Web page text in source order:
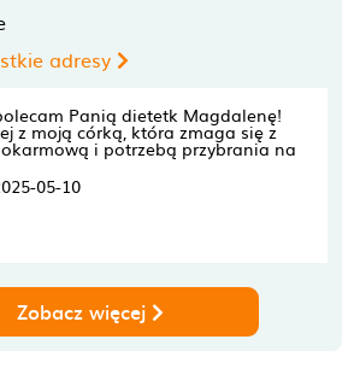
adresy
Panią dietetk Magdalenę!
z moją córką, która zmaga się z
i potrzebą przybrania na
05-10
Zobacz więcej